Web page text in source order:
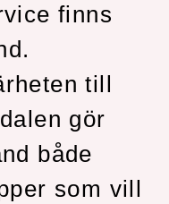
finns
till
gör
både
som vill